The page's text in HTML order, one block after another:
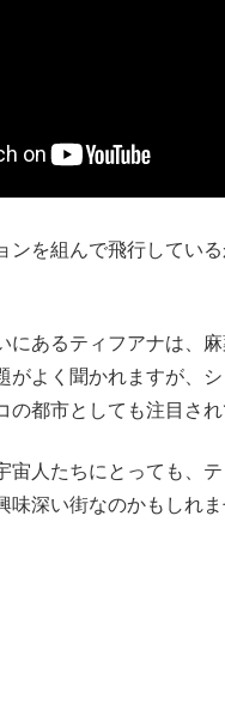
ンを組んで飛行してい
にあるティフアナは、
がよく聞かれますが、
の都市としても注目され
宙人たちにとっても、
味深い街なのかもしれま